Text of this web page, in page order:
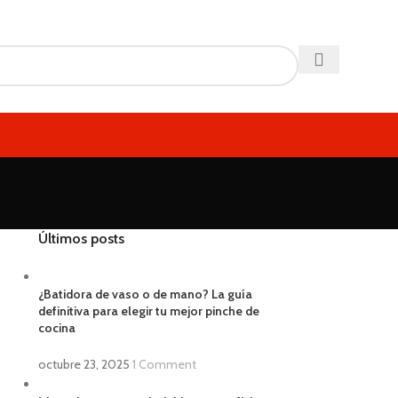
Últimos posts
¿Batidora de vaso o de mano? La guía
definitiva para elegir tu mejor pinche de
cocina
octubre 23, 2025 1 Comment